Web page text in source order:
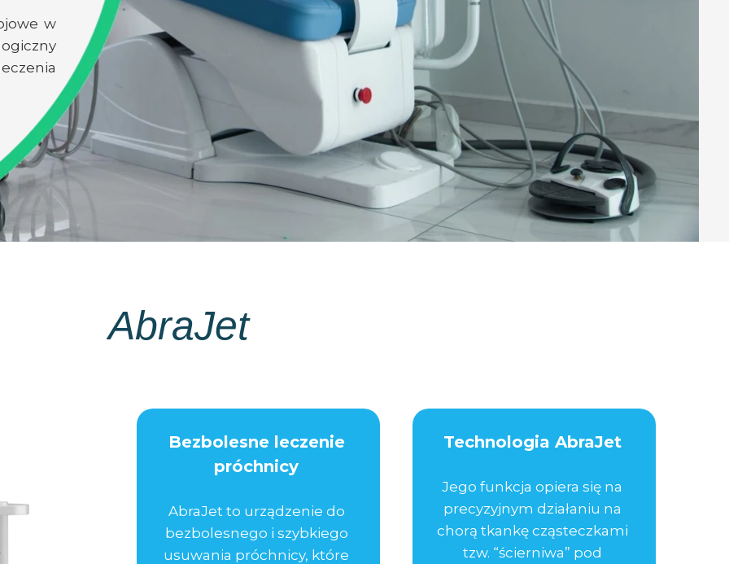
w
AbraJet
Bezbolesne leczenie
próchnicy
AbraJet to urządzenie do
bezbolesnego i szybkiego
usuwania próchnicy, które
Technologia AbraJet
Jego funkcja opiera się na
precyzyjnym działaniu na
chorą tkankę cząsteczkami
tzw. “ścierniwa” pod